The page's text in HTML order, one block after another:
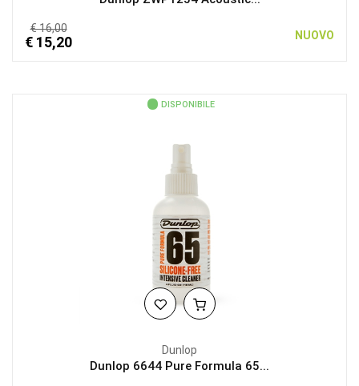
€ 16,00
€ 15,20 NUOVO
DISPONIBILE
Dunlop
Dunlop 6644 Pure Formula 65...